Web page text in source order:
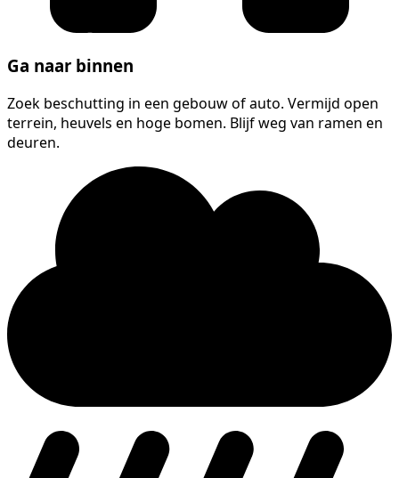
Ga naar binnen
Zoek beschutting in een gebouw of auto. Vermijd open
terrein, heuvels en hoge bomen. Blijf weg van ramen en
deuren.